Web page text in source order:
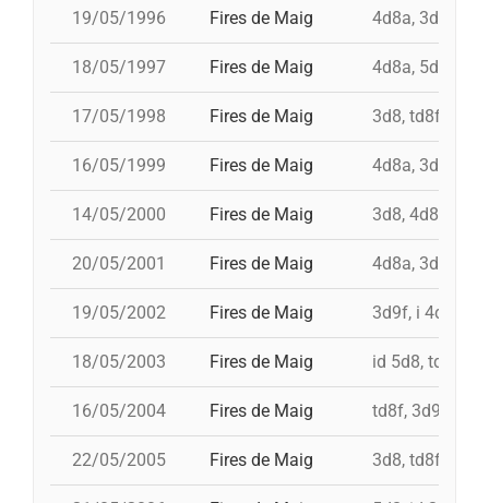
19/05/1996 Fires de Maig 4d8a, 3d8,
18/05/1997 Fires de Maig 4d8a, 5d8,
17/05/1998 Fires de Maig 3d8, td8f, 4d8,
16/05/1999 Fires de Maig 4d8a, 3d8,
14/05/2000 Fires de Maig 3d8, 4d8a,
20/05/2001 Fires de Maig 4d8a, 3d9f,
19/05/2002 Fires de Maig 3d9f, i 4d9f,
18/05/2003 Fires de Maig id 5d8, td8f,
16/05/2004 Fires de Maig td8f, 3d9f,
22/05/2005 Fires de Maig 3d8, td8f,